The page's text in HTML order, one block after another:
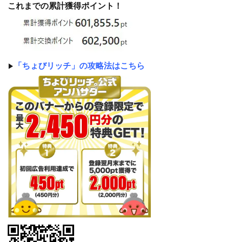
これまでの累計獲得ポイント！
▶ 「ちょびリッチ」の攻略法はこちら